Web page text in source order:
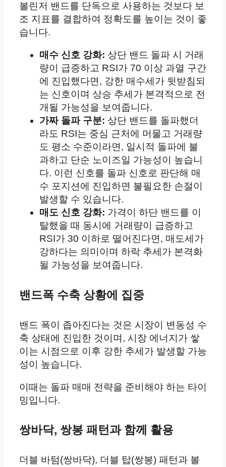
볼린저 밴드를 단독으로 사용하는 것보다 보
조 지표를 결합하여 정확도를 높이는 것이 좋
습니다.
매수 신호 강화: 상단 밴드 돌파 시 거래
량이 급증하고 RSI가 70 이상 과열 구간
에 진입했다면, 강한 매수세가 뒷받침되
는 신호이며 상승 추세가 본격적으로 전
개될 가능성을 보여줍니다.
가짜 돌파 구분: 상단 밴드를 돌파했더
라도 RSI는 중심 근처에 머물고 거래량
도 평소 수준이라면, 일시적 돌파에 불
과하고 단순 노이즈일 가능성이 높습니
다. 이런 신호를 돌파 신호로 판단해 매
수 포지션에 진입하면 불필요한 손절이
발생할 수 있습니다.
매도 신호 강화: 가격이 하단 밴드를 이
탈했을 때 동시에 거래량이 급증하고
RSI가 30 이하로 떨어진다면, 매도세가
강하다는 의미이며 하락 추세가 본격화
될 가능성을 보여줍니다.
밴드폭 수축 상황에 집중
밴드 폭이 좁아진다는 것은 시장이 변동성 수
축 상태에 진입한 것이며, 시장 에너지가 쌓
이는 시점으로 이후 강한 추세가 발생할 가능
성이 높습니다.
이때는 돌파 매매 전략을 준비해야 하는 타이
밍입니다.
쌍바닥, 쌍봉 패턴과 함께 활용
더블 바텀(쌍바닥), 더블 탑(쌍봉) 패턴과 볼